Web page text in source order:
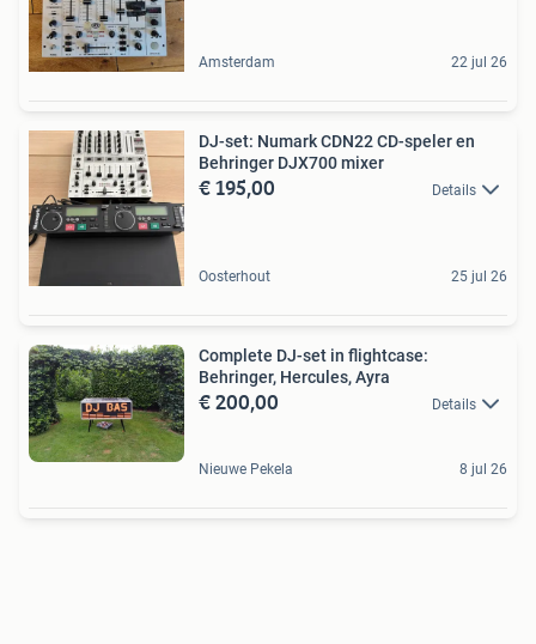
Amsterdam 22 jul 26
DJ-set: Numark CDN22 CD-speler en
Behringer DJX700 mixer
€ 195,00 Details
Oosterhout 25 jul 26
Complete DJ-set in flightcase:
Behringer, Hercules, Ayra
€ 200,00 Details
Nieuwe Pekela 8 jul 26